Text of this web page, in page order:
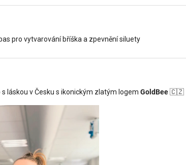
pro vytvarování bříška a zpevnění siluety
láskou v Česku s ikonickým zlatým logem GoldBee🇨🇿